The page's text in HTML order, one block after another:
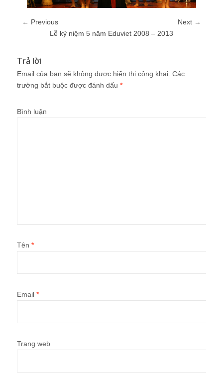
← Previous
Next →
Lễ kỷ niệm 5 năm Eduviet 2008 – 2013
Trả lời
Email của bạn sẽ không được hiển thị công khai. Các
trường bắt buộc được đánh dấu *
Bình luận
Tên *
Email *
Trang web